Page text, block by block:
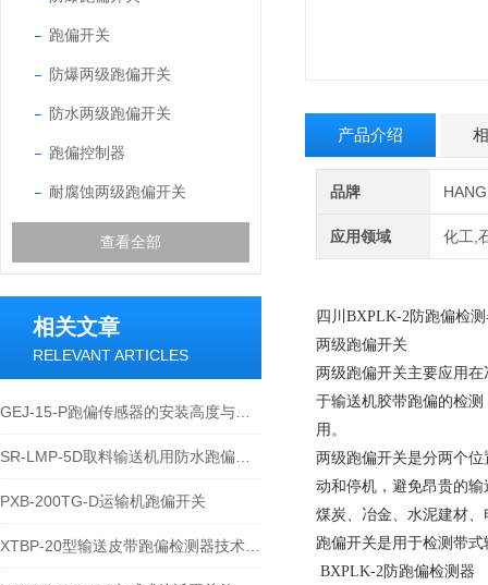
跑偏开关
防爆两级跑偏开关
防水两级跑偏开关
跑偏控制器
耐腐蚀两级跑偏开关
查看全部
相关文章
RELEVANT ARTICLES
PXB-200TG-D运输机跑偏开关
产品介绍
品牌
应用领域 化工,
四川BXPLK-2防跑偏检
两级跑偏开关
两级跑偏开关主要应用
于输送机胶带跑偏的检
用。
两级跑偏开关是分两个
动和停机，避免昂贵的
煤炭、冶金、水泥建材
跑偏开关是用于检测带
BXPLK-2防跑偏检测器